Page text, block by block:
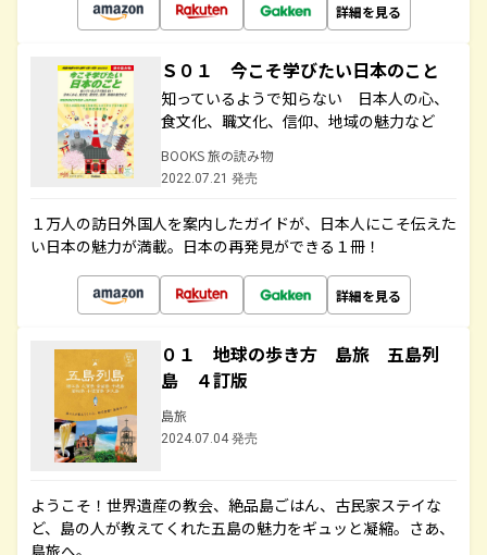
詳細を見る
Ｓ０１ 今こそ学びたい日本のこと
知っているようで知らない 日本人の心、
食文化、職文化、信仰、地域の魅力など
BOOKS 旅の読み物
2022.07.21 発売
１万人の訪日外国人を案内したガイドが、日本人にこそ伝えた
い日本の魅力が満載。日本の再発見ができる１冊！
詳細を見る
０１ 地球の歩き方 島旅 五島列
島 ４訂版
島旅
2024.07.04 発売
ようこそ！世界遺産の教会、絶品島ごはん、古民家ステイな
ど、島の人が教えてくれた五島の魅力をギュッと凝縮。さあ、
島旅へ。